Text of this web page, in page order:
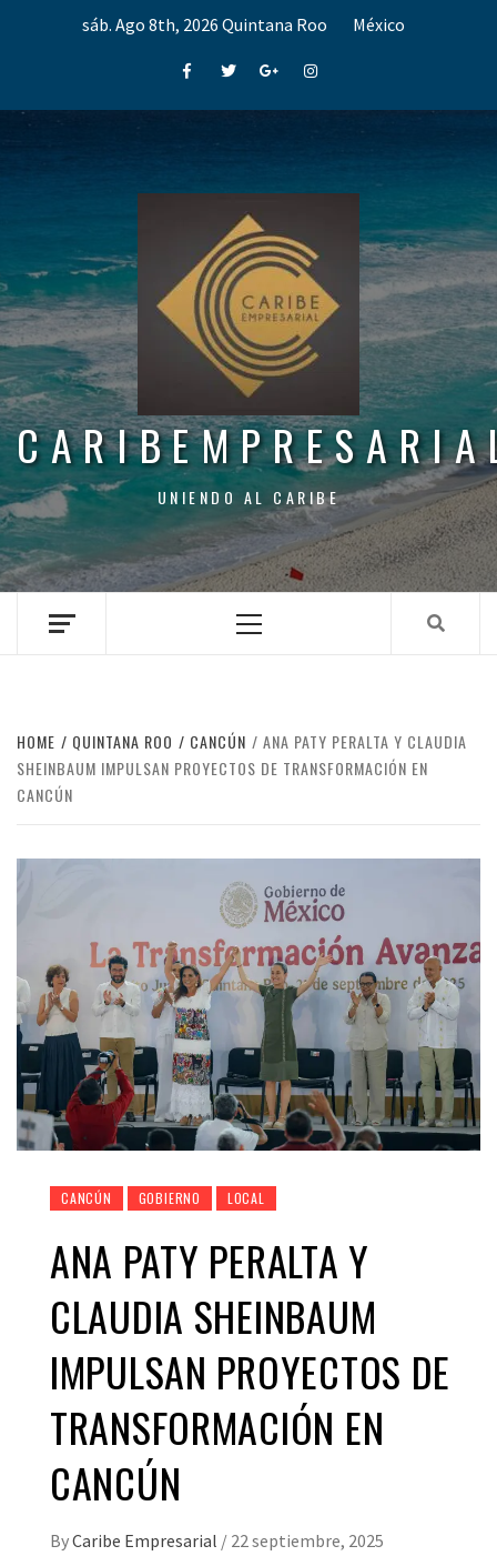
sáb. Ago 8th, 2026 Quintana Roo México
FacebookTwitterGoogle+Instagram
UNIENDO AL CARIBE
Menu
HOME QUINTANA ROO CANCÚN
ANA PATY PERALTA Y CLAUDIA
SHEINBAUM IMPULSAN PROYECTOS DE TRANSFORMACIÓN EN
CANCÚN
CANCÚN GOBIERNO LOCAL
ANA PATY PERALTA Y
CLAUDIA SHEINBAUM
IMPULSAN PROYECTOS DE
TRANSFORMACIÓN EN
CANCÚN
ByCaribe Empresarial / 22 septiembre, 2025